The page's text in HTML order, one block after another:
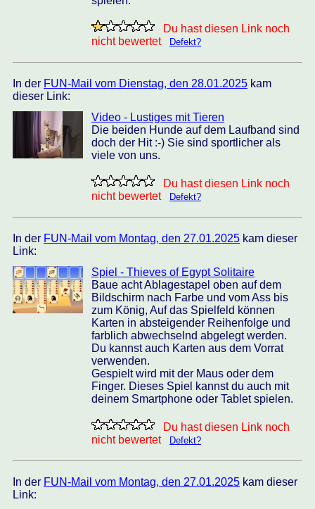
Du hast diesen Link noch
nicht bewertet
Defekt?
In der FUN-Mail vom Dienstag, den 28.01.2025 kam
dieser Link:
Video - Lustiges mit Tieren
Die beiden Hunde auf dem Laufband sind
doch der Hit :-) Sie sind sportlicher als
viele von uns.
Du hast diesen Link noch
nicht bewertet
Defekt?
In der FUN-Mail vom Montag, den 27.01.2025 kam dieser
Link:
Spiel - Thieves of Egypt Solitaire
Baue acht Ablagestapel oben auf dem
Bildschirm nach Farbe und vom Ass bis
zum König, Auf das Spielfeld können
Karten in absteigender Reihenfolge und
farblich abwechselnd abgelegt werden.
Du kannst auch Karten aus dem Vorrat
verwenden.
Gespielt wird mit der Maus oder dem
Finger. Dieses Spiel kannst du auch mit
deinem Smartphone oder Tablet spielen.
Du hast diesen Link noch
nicht bewertet
Defekt?
In der FUN-Mail vom Montag, den 27.01.2025 kam dieser
Link: